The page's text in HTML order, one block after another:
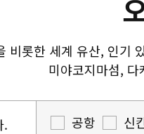
비롯한 세계 유산, 인기
미야코지마섬,
. 공항 신